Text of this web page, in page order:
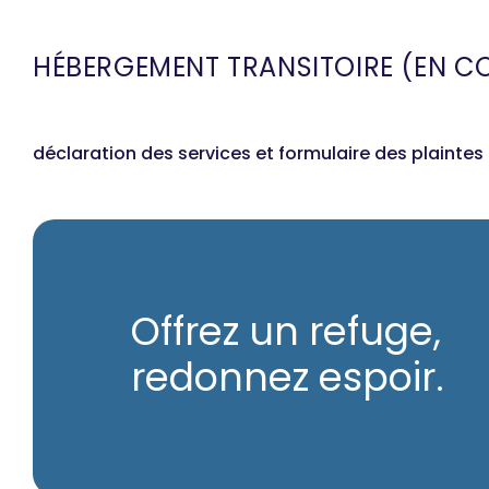
HÉBERGEMENT TRANSITOIRE (EN
déclaration des services et formulaire des plaintes
Offrez un refuge,
redonnez espoir.